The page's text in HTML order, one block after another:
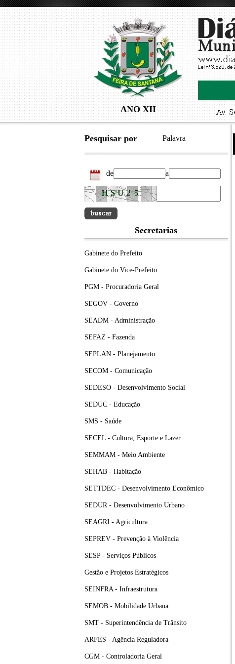
ANO XII
Pesquisar por Palavra
de a
Secretarias
Gabinete do Prefeito
Gabinete do Vice-Prefeito
PGM - Procuradoria Geral
SEGOV - Governo
SEADM - Administração
SEFAZ - Fazenda
SEPLAN - Planejamento
SECOM - Comunicação
SEDESO - Desenvolvimento Social
SEDUC - Educação
SMS - Saúde
SECEL - Cultura, Esporte e Lazer
SEMMAM - Meio Ambiente
SEHAB - Habitação
SETTDEC - Desenvolvimento Econômico
SEDUR - Desenvolvimento Urbano
SEAGRI - Agricultura
SEPREV - Prevenção à Violência
SESP - Serviços Públicos
Gestão e Projetos Estratégicos
SEINFRA - Infraestrutura
SEMOB - Mobilidade Urbana
SMT - Superintendência de Trânsito
ARFES - Agência Reguladora
CGM - Controladoria Geral